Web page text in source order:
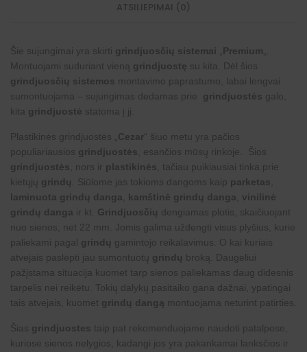
ATSILIEPIMAI (0)
Šie sujungimai yra skirti grindjuosčių sistemai „Premium „.
Montuojami suduriant vieną grindjuostę su kita. Dėl šios
grindjuosčių sistemos montavimo paprastumo, labai lengvai
sumontuojama – sujungimas dedamas prie grindjuostės galo,
kita grindjuostė statoma į jį.
Plastikinės grindjuostės „Cezar“ šiuo metu yra pačios
populiariausios grindjuostės , esančios mūsų rinkoje. Šios
grindjuostės , nors ir plastikinės , tačiau puikiausiai tinka prie
kietųjų grindų . Siūlome jas tokioms dangoms kaip parketas
laminuota grindų danga
kamštinė grindų danga
vinilinė
grindų danga ir kt. Grindjuosčių dengiamas plotis, skaičiuojant
nuo sienos, net 22 mm. Jomis galima uždengti visus plyšius, kurie
paliekami pagal grindų gamintojo reikalavimus. O kai kuriais
atvejais paslėpti jau sumontuotų grindų broką. Daugeliui
pažįstama situacija kuomet tarp sienos paliekamas daug didesnis
tarpelis nei reikėtu. Tokių dalykų pasitaiko gana dažnai, ypatingai
tais atvejais, kuomet grindų dangą montuojama neturint patirties.
Šias grindjuostes taip pat rekomenduojame naudoti patalpose,
kuriose sienos nelygios, kadangi jos yra pakankamai lanksčios ir